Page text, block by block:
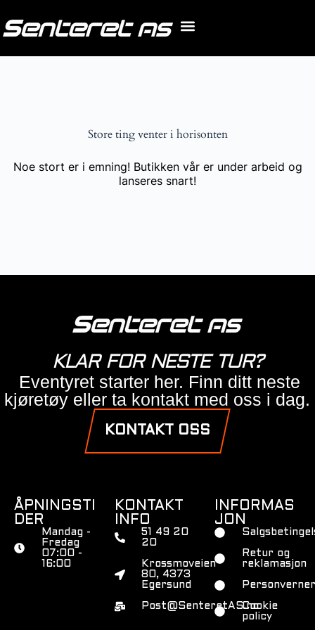
Store ting venter i horisonten
Noe stort er i emning! Butikken vår er under arbeid og
lanseres snart!
KLAR FOR NESTE TUR?
Eventyret starter her. Finn ditt neste
kjøretøy eller ta kontakt med oss i dag.
KONTAKT OSS
ÅPNINGSTI
DER
Mandag -
Fredag
07:00 -
16:00
KONTAKT
INFO
51 49 20
20
Krossmoveien
80, 4373
Egersund
Post@SenteretAS.no
INFORMAS
JON
Retur og
reklamasjon
Cookie
policy